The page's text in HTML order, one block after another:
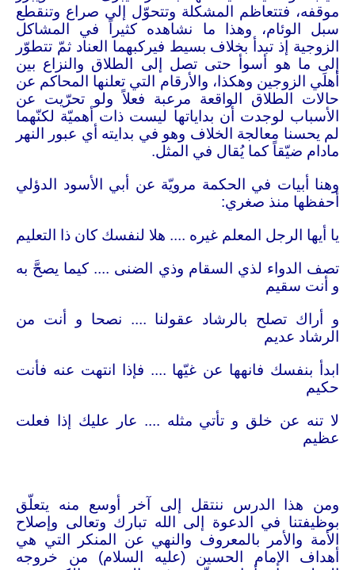
موقفه، فتتعاظم المشكلة وتتحوّل إلى صراع وتنقطع
سبل الوئام، وهذا ما نشاهده كثيراً في المشاكل
الزوجية إذ تبدأ بخلاف بسيط فيركبهما العناد ثمّ تتطوّر
إلى ما هو أسوأ حتى تصل إلى الطلاق والنزاع بين
أهلَي الزوجين وهكذا، والأرقام التي تعلنها المحاكم عن
حالات الطلاق الواقعة مرعبة فعلاً ولو تحرّيت عن
الأسباب لوجدت أن بداياتها ليست ذات أهميّة لكنّهما
لم يحسنا معالجة الخلاف وهو في بدايته أي عبور النهر
مادام ضيّقاً كما يُقال في المثل.
وهنا أبيات في الحكمة مرويّة عن أبي الأسود الدؤلي
أحفظها منذ صغري:
يا أيها الرجل المعلم غيره .... هلا لنفسك كان ذا التعليم
تصف الدواء لذي السقام وذي الضنى .... كيما يصحَّ به
و أنت سقيم
و أراك تصلح بالرشاد عقولنا .... نصحا و أنت من
الرشاد عديم
ابدأ بنفسك فانهها عن غيّها .... فإذا انتهت عنه فأنت
حكيم
لا تنه عن خلق و تأتي مثله .... عار عليك إذا فعلت
عظيم
ومن هذا الدرس ننتقل إلى آخر أوسع منه يتعلّق
بوظيفتنا في الدعوة إلى الله تبارك وتعالى وإصلاح
الأمة والأمر بالمعروف والنهي عن المنكر التي هي
أهداف الإمام الحسين (عليه السلام) من خروجه